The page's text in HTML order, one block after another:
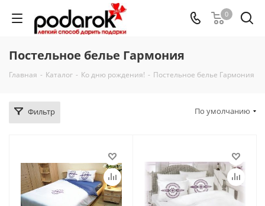
0
Постельное белье Гармония
Главная - Каталог - Ко дню рождения! - Постельное белье Гармония
Фильтр По умолчанию